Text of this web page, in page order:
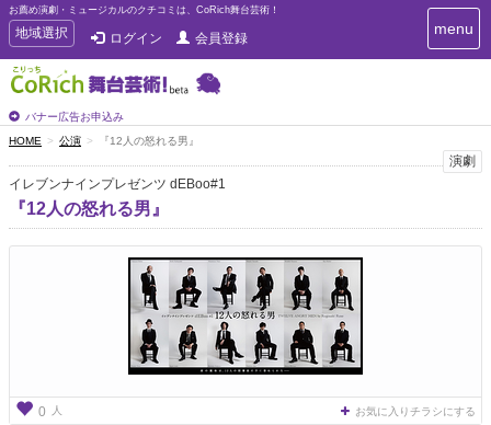
お薦め演劇・ミュージカルのクチコミは、CoRich舞台芸術！
T
o
g
g
e
n
a
v
地域選択 ログイン 会員登録
バナー広告お申込み
T
o
i
g
menu
HOME 公演 『12人の怒れる男』
演劇
イレブンナインプレゼンツ dEBoo#1
『12人の怒れる男』
0 人 お気に入りチラシにする